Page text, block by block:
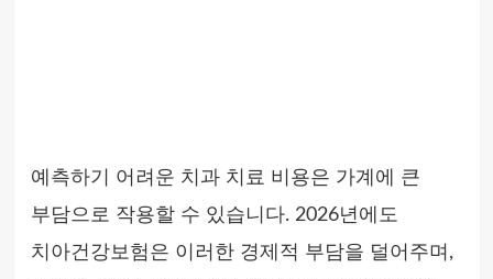
예측하기 어려운 치과 치료 비용은 가계에 큰
부담으로 작용할 수 있습니다. 2026년에도
치아건강보험은 이러한 경제적 부담을 덜어주며,